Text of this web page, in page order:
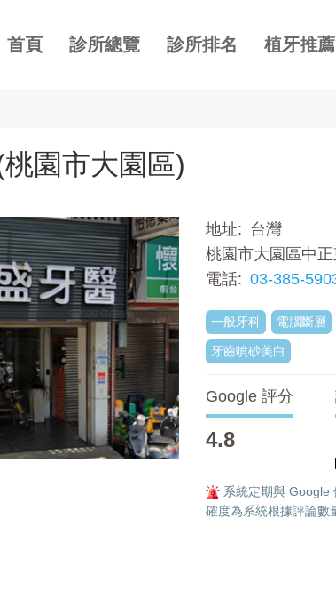
導
首頁 診所總覽 診所排名 植牙推薦
園市大園區)
地址
台灣
桃園市大園區中
電話
03-385-
一般牙科 電腦斷層
牙齒噴砂美白
Google 評分
4.8
系統定期與 Google
確度為系統根據評論數